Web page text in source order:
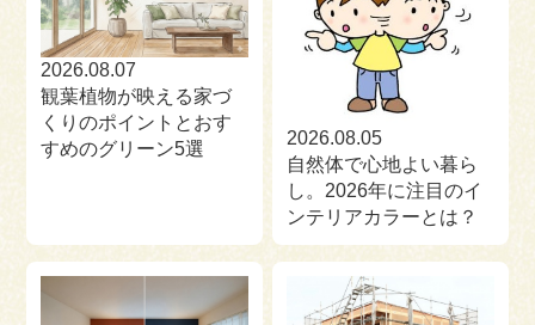
2026.08.07
観葉植物が映える家づ
くりのポイントとおす
すめのグリーン5選
2026.08.05
自然体で心地よい暮ら
し。2026年に注目のイ
ンテリアカラーとは？